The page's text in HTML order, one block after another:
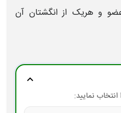
و هریک از انگشتان آن
expand_more
نمایید: